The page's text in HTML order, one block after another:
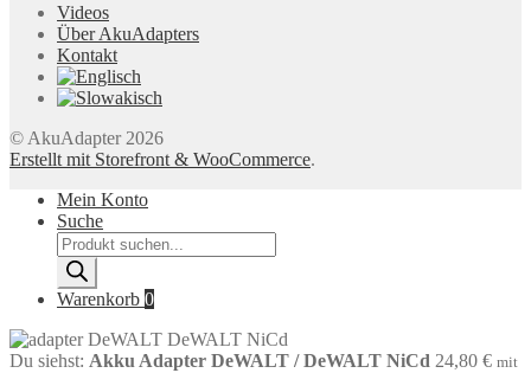
Videos
Über AkuAdapters
Kontakt
© AkuAdapter 2026
Erstellt mit Storefront & WooCommerce.
Mein Konto
Suche
Products
search
Warenkorb 0
Du siehst: Akku Adapter DeWALT / DeWALT NiCd 24,80 € mit